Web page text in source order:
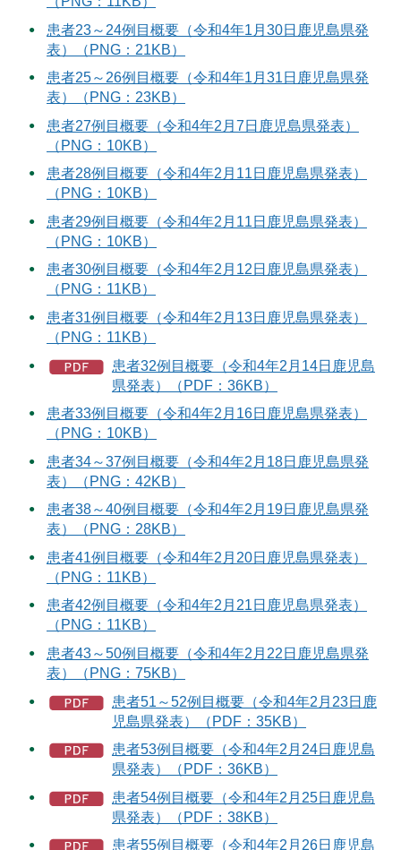
患者23～24例目概要（令和4年1月30日鹿児島県発
表）（PNG：21KB）
患者25～26例目概要（令和4年1月31日鹿児島県発
表）（PNG：23KB）
患者27例目概要（令和4年2月7日鹿児島県発表）
（PNG：10KB）
患者28例目概要（令和4年2月11日鹿児島県発表）
（PNG：10KB）
患者29例目概要（令和4年2月11日鹿児島県発表）
（PNG：10KB）
患者30例目概要（令和4年2月12日鹿児島県発表）
（PNG：11KB）
患者31例目概要（令和4年2月13日鹿児島県発表）
（PNG：11KB）
患者32例目概要（令和4年2月14日鹿児島
県発表）（PDF：36KB）
患者33例目概要（令和4年2月16日鹿児島県発表）
（PNG：10KB）
患者34～37例目概要（令和4年2月18日鹿児島県発
表）（PNG：42KB）
患者38～40例目概要（令和4年2月19日鹿児島県発
表）（PNG：28KB）
患者41例目概要（令和4年2月20日鹿児島県発表）
（PNG：11KB）
患者42例目概要（令和4年2月21日鹿児島県発表）
（PNG：11KB）
患者43～50例目概要（令和4年2月22日鹿児島県発
表）（PNG：75KB）
患者51～52例目概要（令和4年2月23日鹿
児島県発表）（PDF：35KB）
患者53例目概要（令和4年2月24日鹿児島
県発表）（PDF：36KB）
患者54例目概要（令和4年2月25日鹿児島
県発表）（PDF：38KB）
患者55例目概要（令和4年2月26日鹿児島